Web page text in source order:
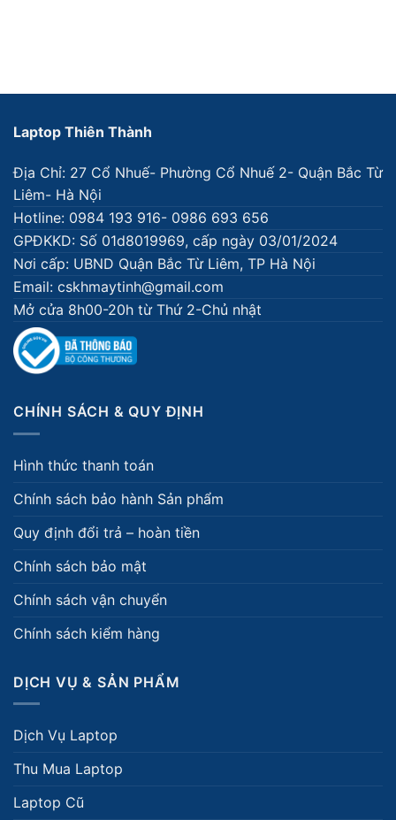
Laptop Thiên Thành
Địa Chỉ: 27 Cổ Nhuế- Phường Cổ Nhuế 2- Quận Bắc Từ
Liêm- Hà Nội
Hotline: 0984 193 916- 0986 693 656
GPĐKKD: Số 01d8019969, cấp ngày 03/01/2024
Nơi cấp: UBND Quận Bắc Từ Liêm, TP Hà Nội
Email: cskhmaytinh@gmail.com
Mở cửa 8h00-20h từ Thứ 2-Chủ nhật
CHÍNH SÁCH & QUY ĐỊNH
Hình thức thanh toán
Chính sách bảo hành Sản phẩm
Quy định đổi trả – hoàn tiền
Chính sách bảo mật
Chính sách vận chuyển
Chính sách kiểm hàng
DỊCH VỤ & SẢN PHẨM
Dịch Vụ Laptop
Thu Mua Laptop
Laptop Cũ